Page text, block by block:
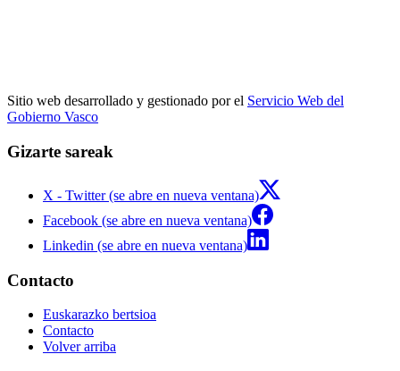
Sitio web desarrollado y gestionado por el Servicio Web del
Gobierno Vasco
Gizarte sareak
X - Twitter (se abre en nueva ventana)
Facebook (se abre en nueva ventana)
Linkedin (se abre en nueva ventana)
Contacto
Euskarazko bertsioa
Contacto
Volver arriba